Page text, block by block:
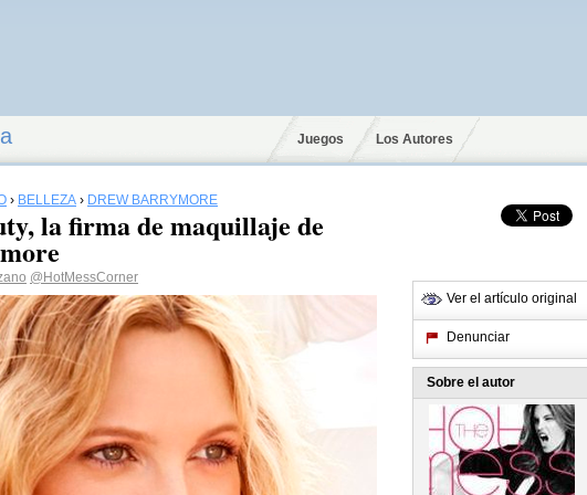
Juegos Los Autores
› BELLEZA › DREW BARRYMORE
la firma de maquillaje de
@HotMessCorner
Ver el artículo original
Denunciar
Sobre el autor